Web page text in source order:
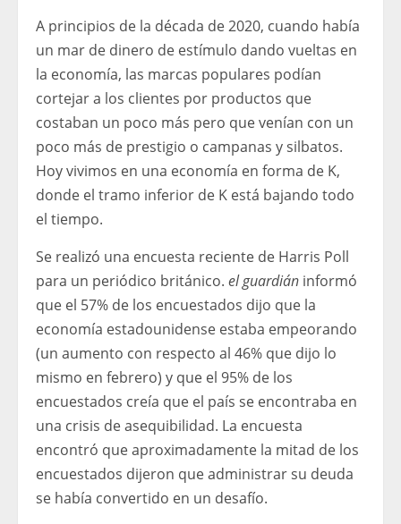
A principios de la década de 2020, cuando había
un mar de dinero de estímulo dando vueltas en
la economía, las marcas populares podían
cortejar a los clientes por productos que
costaban un poco más pero que venían con un
poco más de prestigio o campanas y silbatos.
Hoy vivimos en una economía en forma de K,
donde el tramo inferior de K está bajando todo
el tiempo.
Se realizó una encuesta reciente de Harris Poll
para un periódico británico. el guardián informó
que el 57% de los encuestados dijo que la
economía estadounidense estaba empeorando
(un aumento con respecto al 46% que dijo lo
mismo en febrero) y que el 95% de los
encuestados creía que el país se encontraba en
una crisis de asequibilidad. La encuesta
encontró que aproximadamente la mitad de los
encuestados dijeron que administrar su deuda
se había convertido en un desafío.